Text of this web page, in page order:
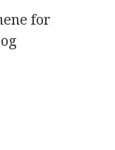
for